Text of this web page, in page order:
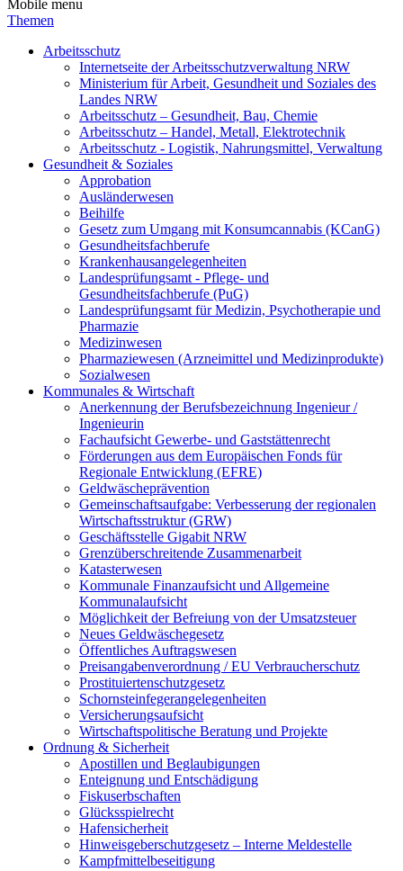
Mobile menu
Themen
Arbeitsschutz
Internetseite der Arbeitsschutzverwaltung NRW
Ministerium für Arbeit, Gesundheit und Soziales des
Landes NRW
Arbeitsschutz – Gesundheit, Bau, Chemie
Arbeitsschutz – Handel, Metall, Elektrotechnik
Arbeitsschutz - Logistik, Nahrungsmittel, Verwaltung
Gesundheit & Soziales
Approbation
Ausländerwesen
Beihilfe
Gesetz zum Umgang mit Konsumcannabis (KCanG)
Gesundheitsfachberufe
Krankenhausangelegenheiten
Landesprüfungsamt - Pflege- und
Gesundheitsfachberufe (PuG)
Landesprüfungsamt für Medizin, Psychotherapie und
Pharmazie
Medizinwesen
Pharmaziewesen (Arzneimittel und Medizinprodukte)
Sozialwesen
Kommunales & Wirtschaft
Anerkennung der Berufsbezeichnung Ingenieur /
Ingenieurin
Fachaufsicht Gewerbe- und Gaststättenrecht
Förderungen aus dem Europäischen Fonds für
Regionale Entwicklung (EFRE)
Geldwäscheprävention
Gemeinschaftsaufgabe: Verbesserung der regionalen
Wirtschaftsstruktur (GRW)
Geschäftsstelle Gigabit NRW
Grenzüberschreitende Zusammenarbeit
Katasterwesen
Kommunale Finanzaufsicht und Allgemeine
Kommunalaufsicht
Möglichkeit der Befreiung von der Umsatzsteuer
Neues Geldwäschegesetz
Öffentliches Auftragswesen
Preisangabenverordnung / EU Verbraucherschutz
Prostituiertenschutzgesetz
Schornsteinfegerangelegenheiten
Versicherungsaufsicht
Wirtschaftspolitische Beratung und Projekte
Ordnung & Sicherheit
Apostillen und Beglaubigungen
Enteignung und Entschädigung
Fiskuserbschaften
Glücksspielrecht
Hafensicherheit
Hinweisgeberschutzgesetz – Interne Meldestelle
Kampfmittelbeseitigung